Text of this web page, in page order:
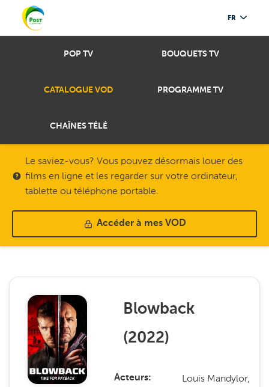
FR
POP TV BOUQUETS TV
CATALOGUE VOD PROGRAMME TV
CHAÎNES TÉLÉ
Le saviez-vous? Vous pouvez désormais louer des
films en ligne et les regarder sur votre ordinateur,
tablette ou téléphone portable.
Accéder à mes VOD
Blowback
(2022)
Acteurs
Louis Mandylor,